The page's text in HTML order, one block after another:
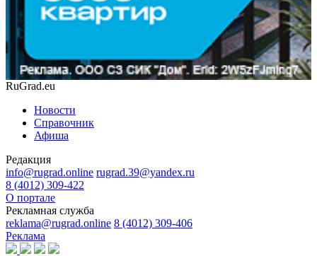
RuGrad.eu
Новости
Справочник
Афиша
Редакция
info@rugrad.online rugrad.39@yandex.ru
8 (4012) 309-422
О портале
Рекламная служба
reklama@rugrad.online 8 (4012) 309-406
Реклама